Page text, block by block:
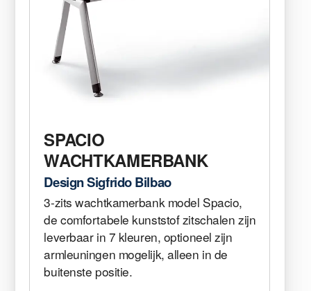
SPACIO
WACHTKAMERBANK
Design Sigfrido Bilbao
3-zits wachtkamerbank model Spacio,
de comfortabele kunststof zitschalen zijn
leverbaar in 7 kleuren, optioneel zijn
armleuningen mogelijk, alleen in de
buitenste positie.